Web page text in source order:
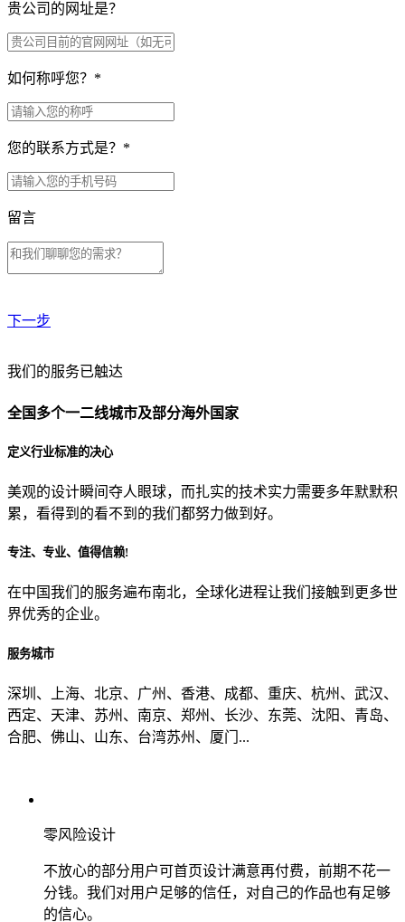
贵公司的网址是？
如何称呼您？ *
您的联系方式是？ *
留言
下一步
贵公司预算范围是？
贵公司的团队规模是？
目前主要的营销渠道是？
我们的服务已触达
全国多个一二线城市及部分海外国家
定义行业标准的决心
美观的设计瞬间夺人眼球，而扎实的技术实力需要多年默默积
累，看得到的看不到的我们都努力做到好。
专注、专业、值得信赖!
在中国我们的服务遍布南北，全球化进程让我们接触到更多世
界优秀的企业。
服务城市
深圳、上海、北京、广州、香港、成都、重庆、杭州、武汉、
西定、天津、苏州、南京、郑州、长沙、东莞、沈阳、青岛、
合肥、佛山、山东、台湾苏州、厦门...
零风险设计
不放心的部分用户可首页设计满意再付费，前期不花一
分钱。我们对用户足够的信任，对自己的作品也有足够
的信心。